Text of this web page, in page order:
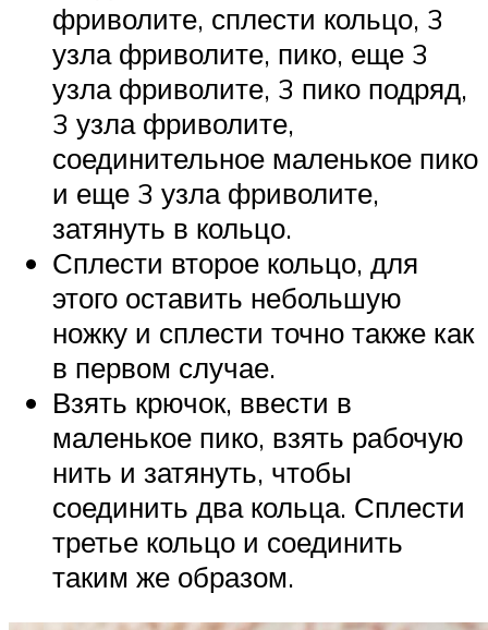
фриволите, сплести кольцо, 3
узла фриволите, пико, еще 3
узла фриволите, 3 пико подряд,
3 узла фриволите,
соединительное маленькое пико
и еще 3 узла фриволите,
затянуть в кольцо.
Сплести второе кольцо, для
этого оставить небольшую
ножку и сплести точно также как
в первом случае.
Взять крючок, ввести в
маленькое пико, взять рабочую
нить и затянуть, чтобы
соединить два кольца. Сплести
третье кольцо и соединить
таким же образом.